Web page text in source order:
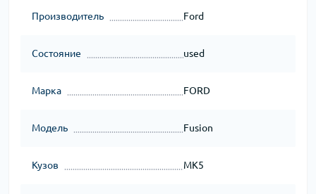
Производитель Ford
Состояние used
Марка FORD
Модель Fusion
Кузов MK5